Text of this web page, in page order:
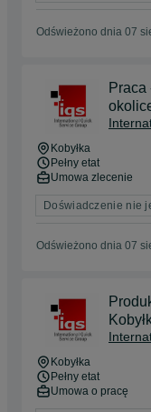
Odświeżono dnia 07
Kobyłka
Pełny etat
Umowa zlecenie
Doświadczenie nie
Odświeżono dnia 07
Kobyłka
Pełny etat
Umowa o pracę